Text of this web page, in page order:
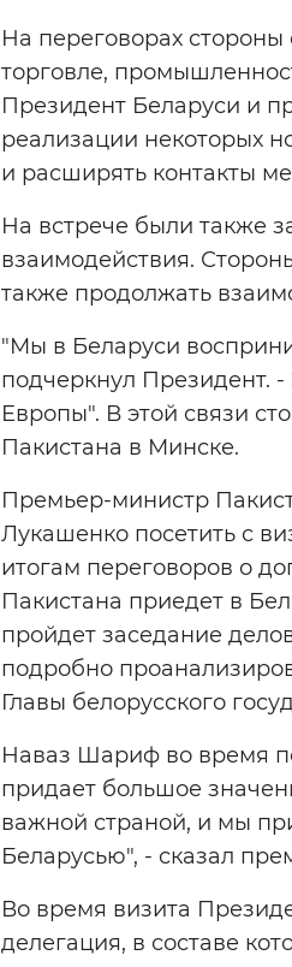
На переговорах стороны
торговле,
Президент Беларуси и
реализации некоторых
и расширять контакты
На встрече были также
взаимодействия.
также продолжать
"Мы в Беларуси
подчеркнул Президент. -
Европы". В этой связи
Пакистана в Минске.
Премьер-министр
Лукашенко посетить с
итогам переговоров о
Пакистана приедет в
пройдет заседание
подробно
Главы белорусского
Наваз Шариф во время
придает большое
важной страной, и мы
Беларусью", - сказал
Во время визита
делегация, в составе